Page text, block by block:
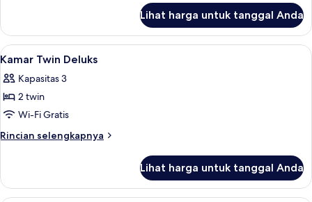
Tidur
King
Kamar
Deluks,
1
Tidur
King
Lihat harga untuk tanggal Anda
Lihat
semua
foto
untuk
Kamar
Twin
Brankas, meja kerja, tirai kedap
5
Kamar Twin Deluks
Kapasitas 3
2 twin
Wi-Fi Gratis
Rincian selengkapnya
Rincian
Kamar
Twin
Lihat harga untuk tanggal Anda